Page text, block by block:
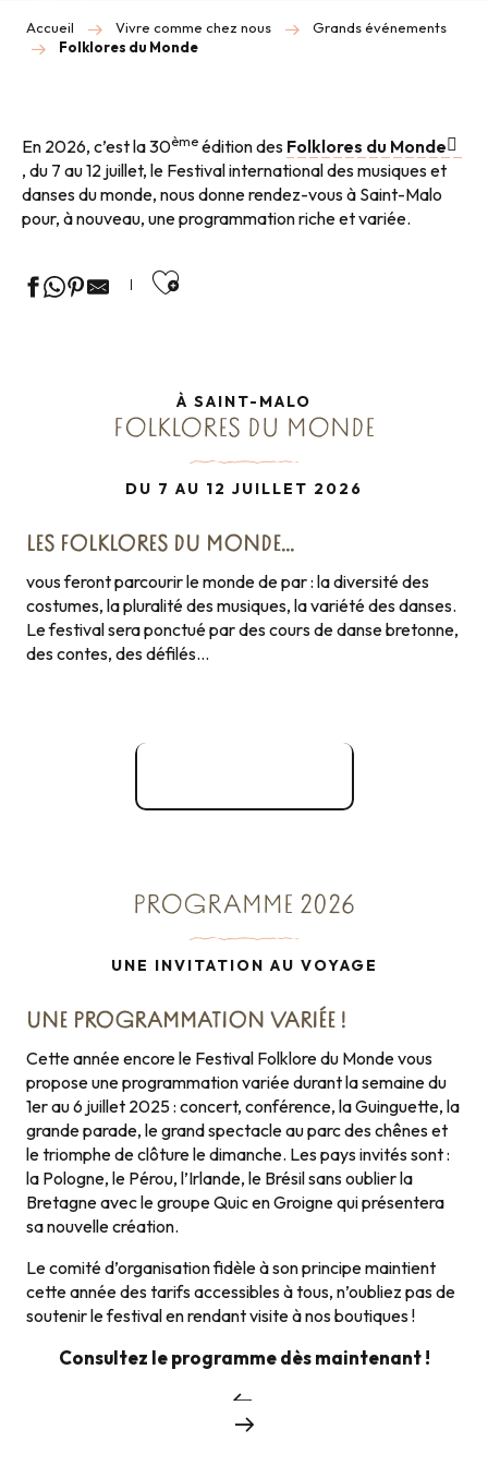
Accueil Vivre comme chez nous
Grands événements
Folklores du Monde
En 2026, c’est la 30ème édition des Folklores du Monde
, du 7 au 12 juillet, le Festival international des musiques et
danses du monde, nous donne rendez-vous à Saint-Malo
pour, à nouveau, une programmation riche et variée.
Ajouter aux favoris
À SAINT-MALO
FOLKLORES DU MONDE
DU 7 AU 12 JUILLET 2026
LES FOLKLORES DU MONDE…
vous feront parcourir le monde de par : la diversité des
costumes, la pluralité des musiques, la variété des danses.
Le festival sera ponctué par des cours de danse bretonne,
des contes, des défilés…
PROGRAMME 2026
UNE INVITATION AU VOYAGE
UNE PROGRAMMATION VARIÉE !
Cette année encore le Festival Folklore du Monde vous
propose une programmation variée durant la semaine du
1er au 6 juillet 2025 : concert, conférence, la Guinguette, la
grande parade, le grand spectacle au parc des chênes et
le triomphe de clôture le dimanche. Les pays invités sont :
la Pologne, le Pérou, l’Irlande, le Brésil sans oublier la
Bretagne avec le groupe Quic en Groigne qui présentera
sa nouvelle création.
Le comité d’organisation fidèle à son principe maintient
cette année des tarifs accessibles à tous, n’oubliez pas de
soutenir le festival en rendant visite à nos boutiques !
Consultez le programme dès maintenant !